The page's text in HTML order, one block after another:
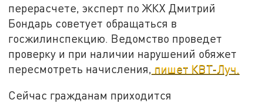
перерасчете, эксперт по ЖКХ Дмитрий
Бондарь советует обращаться в
госжилинспекцию. Ведомство проведет
проверку и при наличии нарушений обяжет
пересмотреть начисления, пишет КВТ-Луч.
Сейчас гражданам приходится